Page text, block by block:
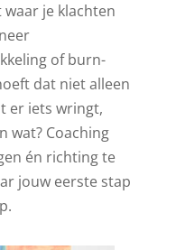
je klachten
of burn-
dat niet alleen
er iets wringt,
wat? Coaching
én richting te
jouw eerste stap